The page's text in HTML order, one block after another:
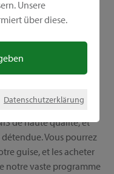
Unsere
über diese.
Datenschutzerklärung
plus coloré",
uniques et leurs
GONIS, vous
et serez en outre
après l'achat.
vous présenterai, à
de haute qualité, et
Vous pourrez
guise, et les acheter
notre vaste programme